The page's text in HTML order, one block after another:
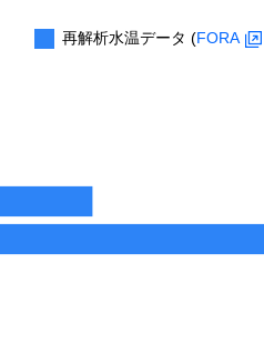
再解析水温データ (FORA